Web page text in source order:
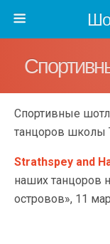
Спортивные
танцоров школы
Strathspey and
наших танцоров
островов», 11